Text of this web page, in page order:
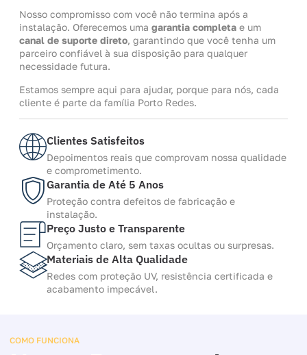
Nosso compromisso com você não termina após a
instalação. Oferecemos uma garantia completa e um
canal de suporte direto, garantindo que você tenha um
parceiro confiável à sua disposição para qualquer
necessidade futura.
Estamos sempre aqui para ajudar, porque para nós, cada
cliente é parte da família Porto Redes.
Clientes Satisfeitos
Depoimentos reais que comprovam nossa qualidade
e comprometimento.
Garantia de Até 5 Anos
Proteção contra defeitos de fabricação e
instalação.
Preço Justo e Transparente
Orçamento claro, sem taxas ocultas ou surpresas.
Materiais de Alta Qualidade
Redes com proteção UV, resistência certificada e
acabamento impecável.
COMO FUNCIONA